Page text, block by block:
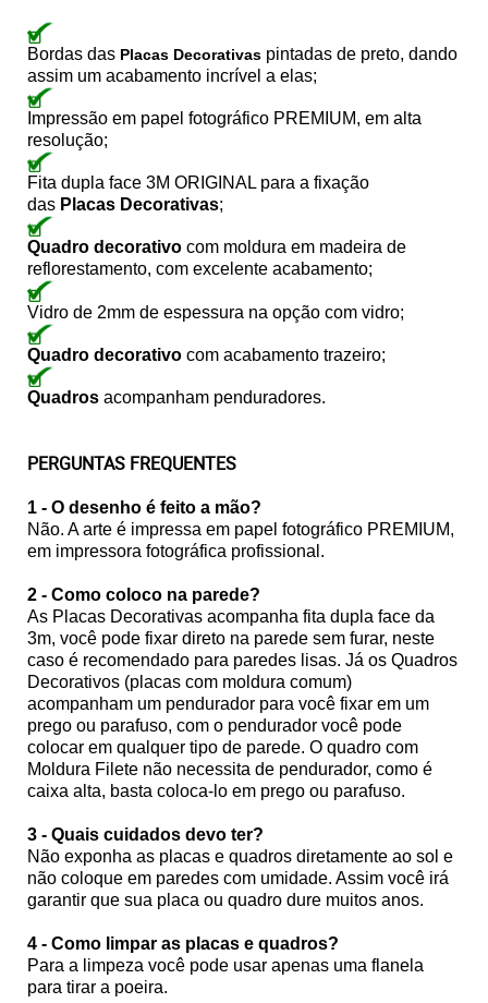
Bordas das Placas Decorativas pintadas de preto, dando
assim um acabamento incrível a elas;
Impressão em papel fotográfico PREMIUM, em alta
resolução;
Fita dupla face 3M ORIGINAL para a fixação
das Placas Decorativas;
Quadro decorativo com moldura em madeira de
reflorestamento, com excelente acabamento;
Vidro de 2mm de espessura na opção com vidro;
Quadro decorativo com acabamento trazeiro;
Quadros acompanham penduradores.
PERGUNTAS FREQUENTES
1 - O desenho é feito a mão?
Não. A arte é impressa em papel fotográfico PREMIUM,
em impressora fotográfica profissional.
2 - Como coloco na parede?
As Placas Decorativas acompanha fita dupla face da
3m, você pode fixar direto na parede sem furar, neste
caso é recomendado para paredes lisas. Já os Quadros
Decorativos (placas com moldura comum)
acompanham um pendurador para você fixar em um
prego ou parafuso, com o pendurador você pode
colocar em qualquer tipo de parede. O quadro com
Moldura Filete não necessita de pendurador, como é
caixa alta, basta coloca-lo em prego ou parafuso.
3 - Quais cuidados devo ter?
Não exponha as placas e quadros diretamente ao sol e
não coloque em paredes com umidade. Assim você irá
garantir que sua placa ou quadro dure muitos anos.
4 - Como limpar as placas e quadros?
Para a limpeza você pode usar apenas uma flanela
para tirar a poeira.